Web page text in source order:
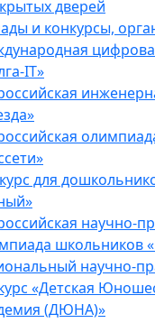
дверей
и конкурсы,
IT»
для
научно-
школьников
научно-
«Детская
(ДЮНА)»